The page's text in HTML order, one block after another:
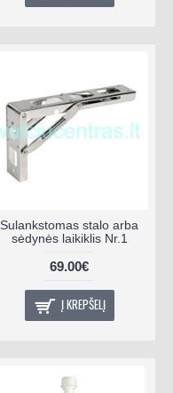
Sulankstomas stalo arba
sėdynės laikiklis Nr.1
69.00€
Į KREPŠELĮ